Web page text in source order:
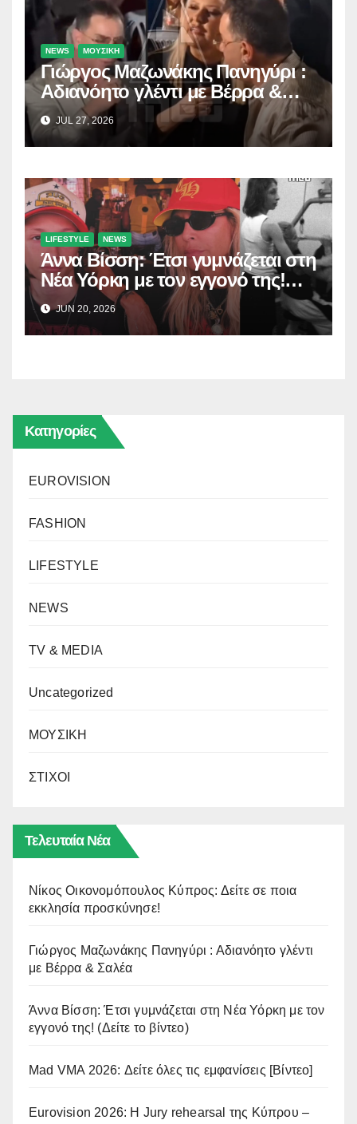
NEWS ΜΟΥΣΙΚΗ
Γιώργος Μαζωνάκης Πανηγύρι :
Αδιανόητο γλέντι με Βέρρα &
Σαλέα
JUL 27, 2026
LIFESTYLE NEWS
Άννα Βίσση: Έτσι γυμνάζεται στη
Νέα Υόρκη με τον εγγονό της!
(Δείτε το βίντεο)
JUN 20, 2026
Κατηγορίες
EUROVISION
FASHION
LIFESTYLE
NEWS
TV & MEDIA
Uncategorized
ΜΟΥΣΙΚΗ
ΣΤΙΧΟΙ
Τελευταία Νέα
Νίκος Οικονομόπουλος Κύπρος: Δείτε σε ποια
εκκλησία προσκύνησε!
Γιώργος Μαζωνάκης Πανηγύρι : Αδιανόητο γλέντι
με Βέρρα & Σαλέα
Άννα Βίσση: Έτσι γυμνάζεται στη Νέα Υόρκη με τον
εγγονό της! (Δείτε το βίντεο)
Mad VMA 2026: Δείτε όλες τις εμφανίσεις [Βίντεο]
Eurovision 2026: Η Jury rehearsal της Κύπρου –